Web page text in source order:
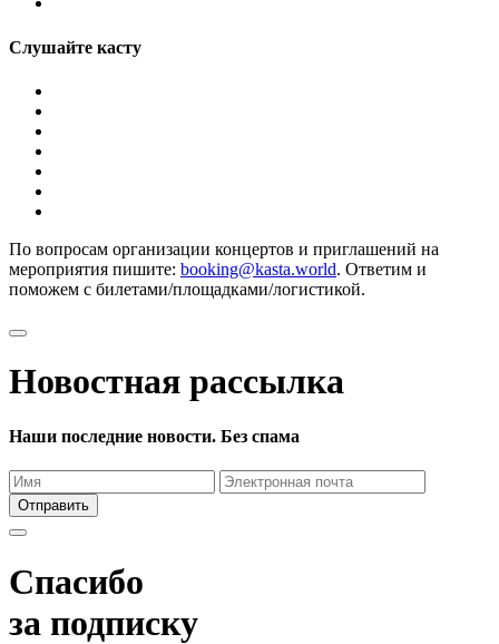
Слушайте касту
По вопросам организации концертов и приглашений на
мероприятия пишите: booking@kasta.world. Ответим и
поможем с билетами/площадками/логистикой.
Новостная рассылка
Наши последние новости. Без спама
Отправить
Спасибо
за подписку